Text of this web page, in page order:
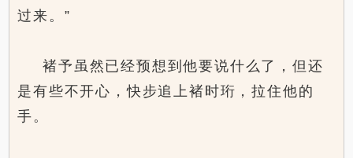
过来。”
褚予虽然已经预想到他要说什么了，但还
是有些不开心，快步追上褚时珩，拉住他的
手。